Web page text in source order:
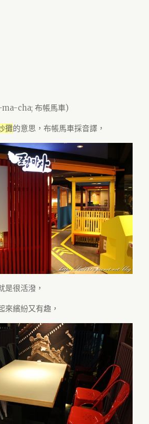
cha; 布帳馬車)
攤的意思，布帳馬車採音譯，
是很活潑，
來繽紛又有趣，